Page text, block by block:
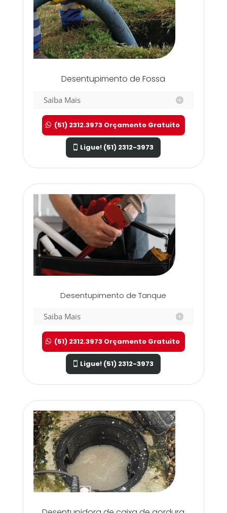
Desentupimento de Fossa
Saiba Mais
(51) 2312.3973 Orçamento Gratuito
Ligue! (51) 2312-3973
Desentupimento de Tanque
Saiba Mais
(51) 2312.3973 Orçamento Gratuito
Ligue! (51) 2312-3973